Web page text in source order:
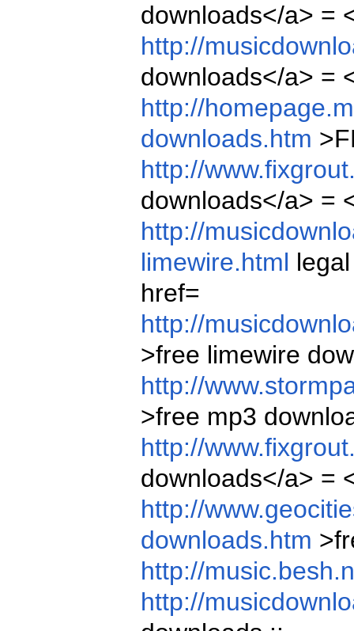
downloads</a> =
http://
downloads</a> =
http://
downloads.htm
http://
downloads</a> =
http://
limewire.html
href=
http://
>free limewire
http://
>free mp3
http://
downloads</a> =
http://
downloads.htm
http://
http://